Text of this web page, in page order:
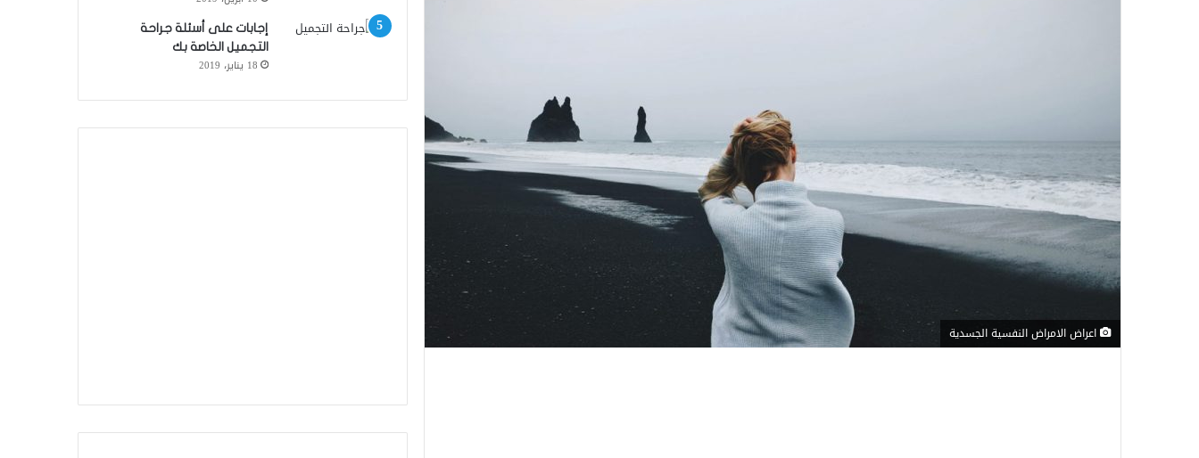
اعراض الامراض النفسية الجسدية
إجابات على أسئلة جراحة
التجميل الخاصة بك
18 يناير، 2019